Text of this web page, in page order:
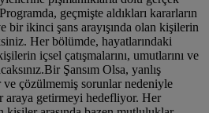
geçmişte aldıkları kararların
bir ikinci şans arayışında olan kişilerin
Her bölümde, hayatlarındaki
içsel çatışmalarını, umutlarını ve
Şansım Olsa, yanlış
çözülmemiş sorunlar nedeniyle
getirmeyi hedefliyor. Her